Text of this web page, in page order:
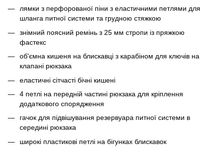
лямки з перфорованої піни з еластичними петлями для
шланга питної системи та грудною стяжкою
знімний поясний ремінь з 25 мм стропи із пряжкою
фастекс
об'ємна кишеня на блискавці з карабіном для ключів на
клапані рюкзака
еластичні сітчасті бічні кишені
4 петлі на передній частині рюкзака для кріплення
додаткового спорядження
гачок для підвішування резервуара питної системи в
середині рюкзака
широкі пластикові петлі на бігунках блискавок